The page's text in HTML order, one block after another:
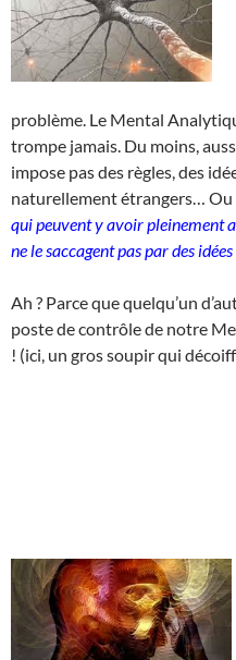
problème. Le Mental
trompe jamais. Du moins,
impose pas des règles, des
naturellement étrangers… Ou
qui peuvent y avoir pleinement
ne le saccagent pas par des
Ah ? Parce que quelqu’un
poste de contrôle de notre
! (ici, un gros soupir qui